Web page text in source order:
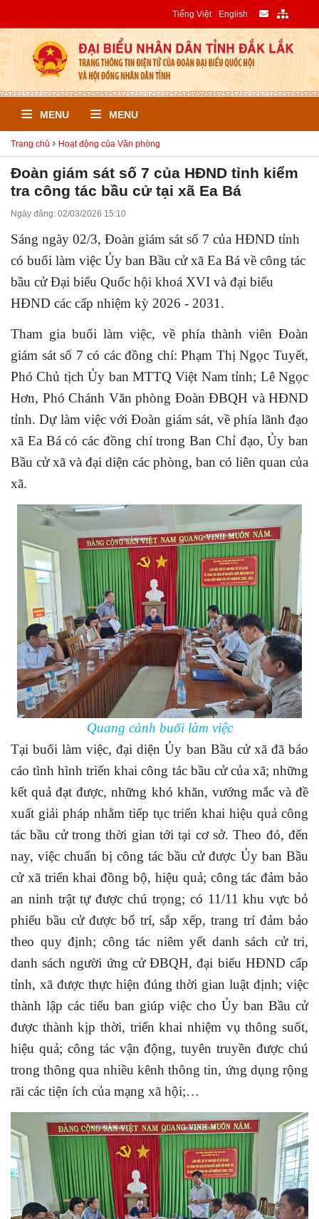
Tiếng Việt English
MENU MENU
Trang chủ Hoạt động của Văn phòng
Đoàn giám sát số 7 của HĐND tỉnh kiểm
tra công tác bầu cử tại xã Ea Bá
Ngày đăng: 02/03/2026 15:10
Sáng ngày 02/3, Đoàn giám sát số 7 của HĐND tỉnh
có buổi làm việc Ủy ban Bầu cử xã Ea Bá về công tác
bầu cử Đại biểu Quốc hội khoá XVI và đại biểu
HĐND các cấp nhiệm kỳ 2026 - 2031.
Tham gia buổi làm việc, về phía thành viên Đoàn
giám sát số 7 có các đồng chí: Phạm Thị Ngọc Tuyết,
Phó Chủ tịch Ủy ban MTTQ Việt Nam tỉnh; Lê Ngọc
Hơn, Phó Chánh Văn phòng Đoàn ĐBQH và HĐND
tỉnh. Dự làm việc với Đoàn giám sát, về phía lãnh đạo
xã Ea Bá có các đồng chí trong Ban Chỉ đạo, Ủy ban
Bầu cử xã và đại diện các phòng, ban có liên quan của
xã.
Quang cảnh buổi làm việc
Tại buổi làm việc, đại diện Ủy ban Bầu cử xã đã báo
cáo tình hình triển khai công tác bầu cử của xã; những
kết quả đạt được, những khó khăn, vướng mắc và đề
xuất giải pháp nhằm tiếp tục triển khai hiệu quả công
tác bầu cử trong thời gian tới tại cơ sở. Theo đó, đến
nay, việc chuẩn bị công tác bầu cử được Ủy ban Bầu
cử xã triển khai đồng bộ, hiệu quả; công tác đảm bảo
an ninh trật tự được chú trọng; có 11/11 khu vực bỏ
phiếu bầu cử được bố trí, sắp xếp, trang trí đảm bảo
theo quy định; công tác niêm yết danh sách cử tri,
danh sách người ứng cử ĐBQH, đại biểu HĐND cấp
tỉnh, xã được thực hiện đúng thời gian luật định; việc
thành lập các tiểu ban giúp việc cho Ủy ban Bầu cử
được thành kịp thời, triển khai nhiệm vụ thông suốt,
hiệu quả; công tác vận động, tuyên truyền được chú
trong thông qua nhiều kênh thông tin, ứng dụng rộng
rãi các tiện ích của mạng xã hội;…